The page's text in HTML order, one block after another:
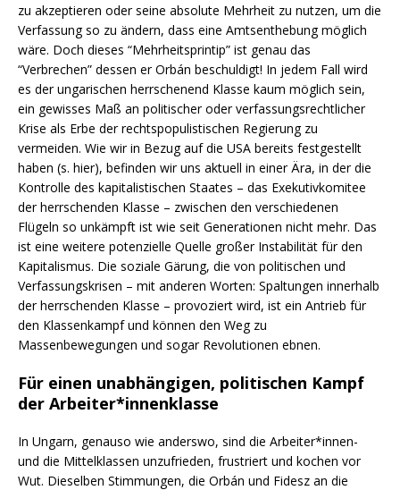
zu akzeptieren oder seine absolute Mehrheit zu nutzen, um die
Verfassung so zu ändern, dass eine Amtsenthebung möglich
wäre. Doch dieses “Mehrheitsprintip” ist genau das
“Verbrechen” dessen er Orbán beschuldigt! In jedem Fall wird
es der ungarischen herrschenend Klasse kaum möglich sein,
ein gewisses Maß an politischer oder verfassungsrechtlicher
Krise als Erbe der rechtspopulistischen Regierung zu
vermeiden. Wie wir in Bezug auf die USA bereits festgestellt
haben (s. hier), befinden wir uns aktuell in einer Ära, in der die
Kontrolle des kapitalistischen Staates – das Exekutivkomitee
der herrschenden Klasse – zwischen den verschiedenen
Flügeln so unkämpft ist wie seit Generationen nicht mehr. Das
ist eine weitere potenzielle Quelle großer Instabilität für den
Kapitalismus. Die soziale Gärung, die von politischen und
Verfassungskrisen – mit anderen Worten: Spaltungen innerhalb
der herrschenden Klasse – provoziert wird, ist ein Antrieb für
den Klassenkampf und können den Weg zu
Massenbewegungen und sogar Revolutionen ebnen.
Für einen unabhängigen, politischen Kampf
der Arbeiter*innenklasse
In Ungarn, genauso wie anderswo, sind die Arbeiter*innen-
und die Mittelklassen unzufrieden, frustriert und kochen vor
Wut. Dieselben Stimmungen, die Orbán und Fidesz an die